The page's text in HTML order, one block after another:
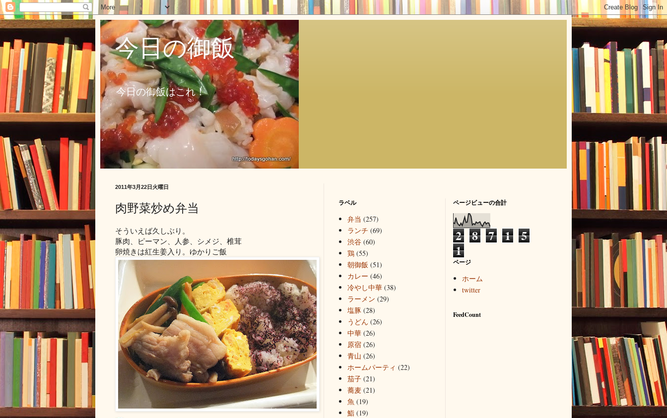
今日の御飯
今日の御飯はこれ！
2011年3月22日火曜日
肉野菜炒め弁当
そういえば久しぶり。
豚肉、ピーマン、人参、シメジ、椎茸
卵焼きは紅生姜入り。ゆかりご飯
ラベル
弁当 (257)
ランチ (69)
渋谷 (60)
鶏 (55)
朝御飯 (51)
カレー (46)
冷やし中華 (38)
ラーメン (29)
塩豚 (28)
うどん (26)
中華 (26)
原宿 (26)
青山 (26)
ホームパーティ (22)
茄子 (21)
蕎麦 (21)
魚 (19)
鮨 (19)
ページビューの合計
2 8 7 1 5
1
ページ
ホーム
twitter
FeedCount